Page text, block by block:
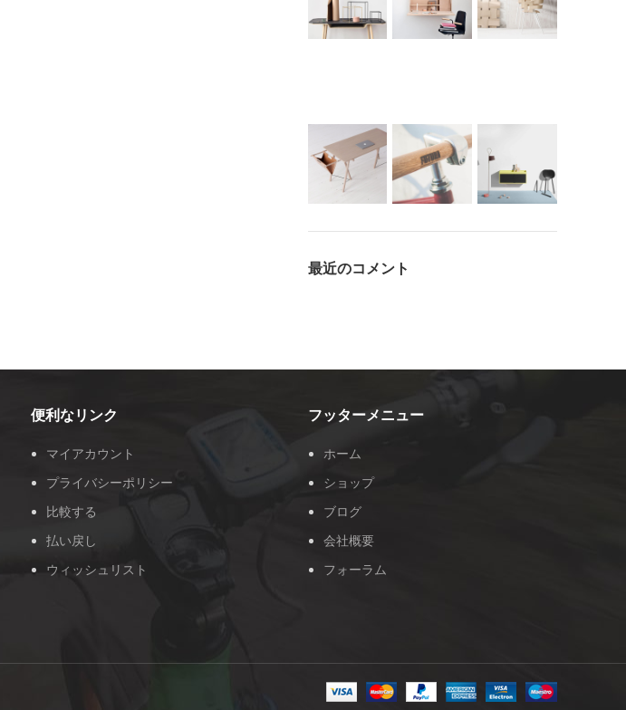
最近のコメント
便利なリンク
マイアカウント
プライバシーポリシー
比較する
払い戻し
ウィッシュリスト
フッターメニュー
ホーム
ショップ
ブログ
会社概要
フォーラム